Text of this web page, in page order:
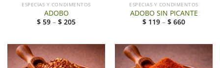
ESPECIAS Y CONDIMENTOS
ADOBO
$ 59 – $ 205
ESPECIAS Y CONDIMENTOS
ADOBO SIN PICANTE
$ 119 – $ 660